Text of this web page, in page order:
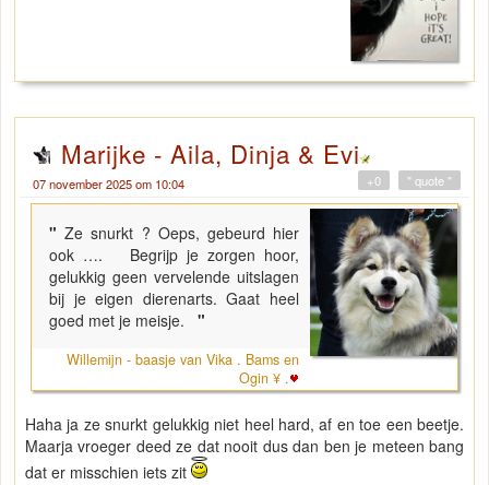
Marijke - Aila, Dinja & Evi
07 november 2025 om 10:04 " quote "
+0
"Ze snurkt ? Oeps, gebeurd hier
ook …. Begrijp je zorgen hoor,
gelukkig geen vervelende uitslagen
bij je eigen dierenarts. Gaat heel
goed met je meisje.
"
Willemijn - baasje van Vika . Bams en
Ogin ¥ .
Haha ja ze snurkt gelukkig niet heel hard, af en toe een beetje.
Maarja vroeger deed ze dat nooit dus dan ben je meteen bang
dat er misschien iets zit